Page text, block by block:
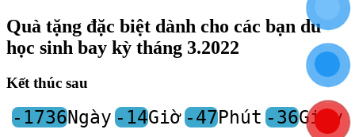
Quà tặng đặc biệt dành cho các bạn du
học sinh bay kỳ tháng 3.2022
Kết thúc sau
-1736Ngày-14Giờ-47Phút -36Giây